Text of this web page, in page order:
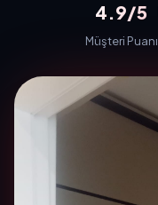
4.9/5
Müşteri Puanı